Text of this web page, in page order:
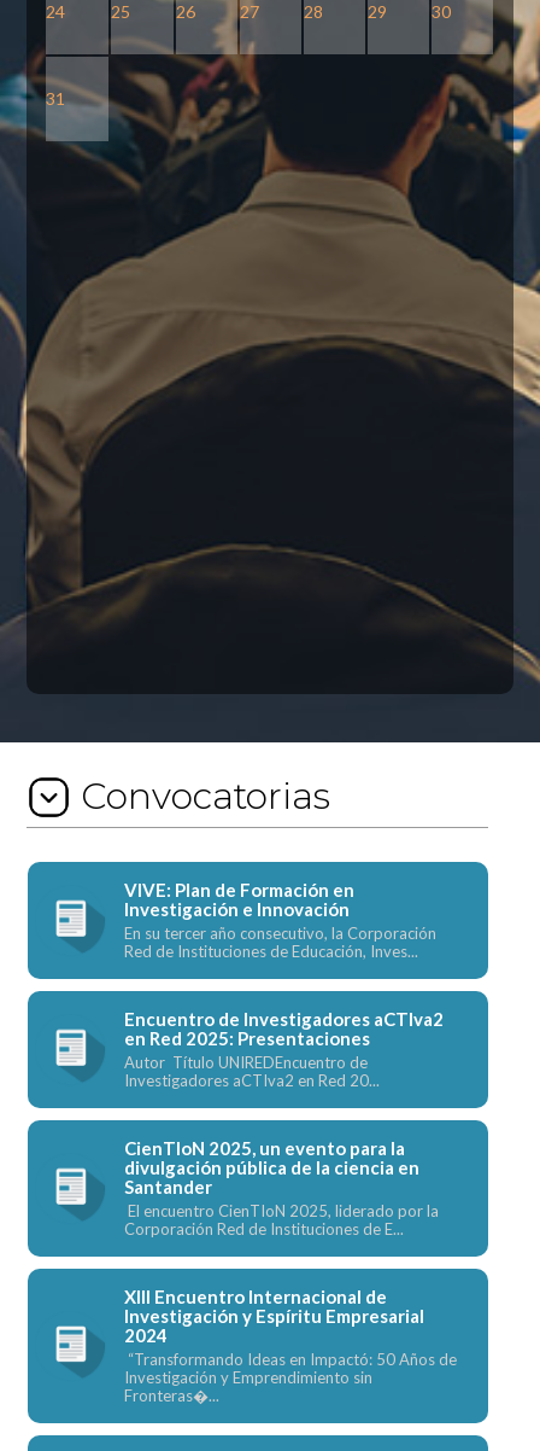
24 25 26 27 28 29 30
31
Convocatorias
VIVE: Plan de Formación en
Investigación e Innovación
En su tercer año consecutivo, la Corporación
Red de Instituciones de Educación, Inves...
Encuentro de Investigadores aCTIva2
en Red 2025: Presentaciones
Autor Título UNIREDEncuentro de
Investigadores aCTIva2 en Red 20...
CienTIoN 2025, un evento para la
divulgación pública de la ciencia en
Santander
El encuentro CienTIoN 2025, liderado por la
Corporación Red de Instituciones de E...
XIII Encuentro Internacional de
Investigación y Espíritu Empresarial
2024
“Transformando Ideas en Impactó: 50 Años de
Investigación y Emprendimiento sin
Fronteras�...